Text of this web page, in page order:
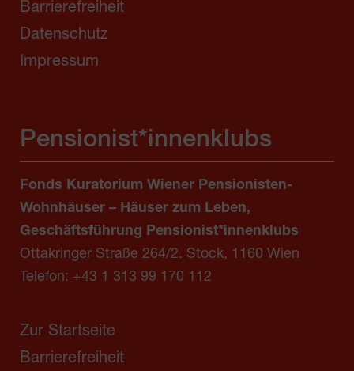
Barrierefreiheit
Datenschutz
Impressum
Pensionist*innenklubs
Fonds Kuratorium Wiener Pensionisten-
Wohnhäuser – Häuser zum Leben,
Geschäftsführung Pensionist*innenklubs
Ottakringer Straße 264/2. Stock, 1160 Wien
Telefon: +43 1 313 99 170 112
Zur Startseite
Barrierefreiheit